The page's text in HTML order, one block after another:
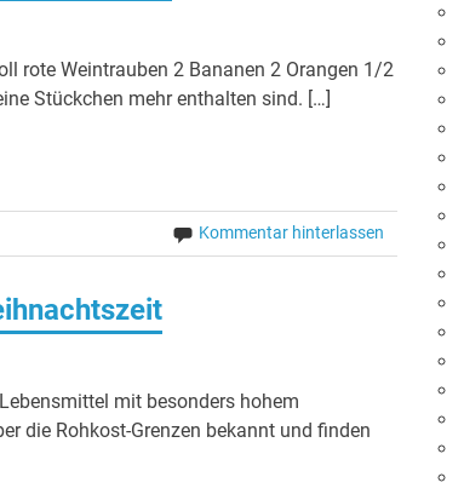
rote Weintrauben 2 Bananen 2 Orangen 1/2
Stückchen mehr enthalten sind. […]
Kommentar hinterlassen
mit besonders hohem
die Rohkost-Grenzen bekannt und finden